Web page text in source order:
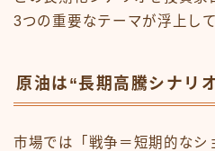
3つの重要なテーマが浮上して
原油は“長期高騰シナリ
市場では「戦争＝短期的なシ